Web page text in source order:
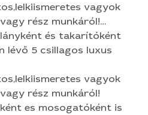
vagyok
rész munkáról!
is
is rendelkezem , jelen
Hosszútávú munka
de termeszetesen
Remelem
es hamarosan egyutt
és takarítóként
lévő 5 csillagos luxus
vagyok
rész munkáról!
es mosogatóként is